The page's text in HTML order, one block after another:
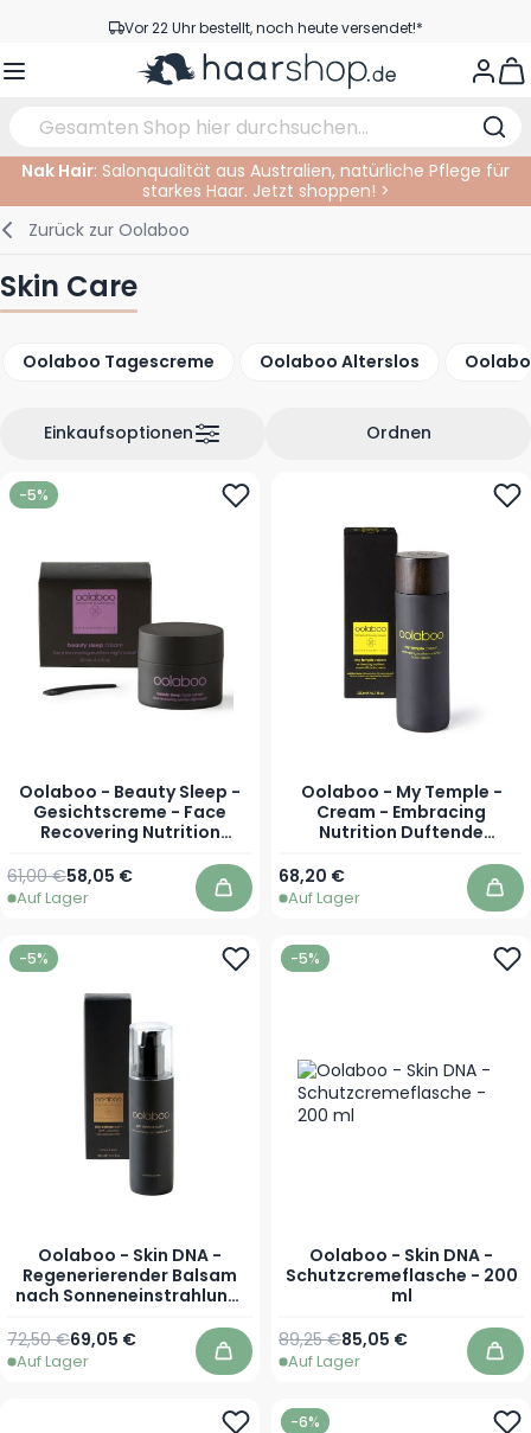
Vor 22 Uhr bestellt, noch heute versendet!*
Versandkostenfrei ab 39 €
Haarpflege
Haarfarbe
Gesichtspflege
Bräunungsprodukte
Augenpflege
Augenbrauen
Lippen
Zubehör
Nagelprodukte
Haarprodukte
Bartpflege
Elektrisch
Schneidzubehör
Im Salon
Haarfarbe
Dauernwelle
Nak Hair: Salonqualität aus Australien, natürliche Pflege für
starkes Haar. Jetzt shoppen! >
Zurück zur Oolaboo
Skin Care
Oolaboo Tagescreme Oolaboo Alterslos
Ordnen
Einkaufsoptionen
-5%
Oolaboo - Beauty Sleep -
Gesichtscreme - Face
Recovering Nutrition
Sonderpreis
58,05 €
Regulärer Preis
61,00 €
Auf Lager In den Warenkorb
Oolaboo - My Temple -
Cream - Embracing
Nutrition Duftende
68,20 €
Auf Lager In
-5%
Oolaboo - Skin DNA -
Regenerierender Balsam
nach Sonneneinstrahlung,
Sonderpreis
69,05 €
Regulärer Preis
72,50 €
Auf Lager In den Warenkorb
-5%
Oolaboo - Skin DNA -
Schutzcremeflasche - 200
ml
Sonderpreis
85,05 €
Regulärer Preis
89,25 €
Auf Lager In
-6%